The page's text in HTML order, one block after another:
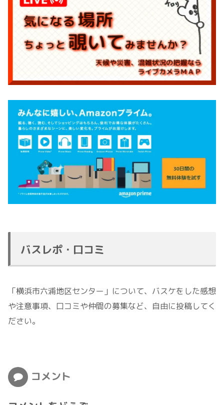
バスレポ・口コミ
「横浜市六浦地区センター」について、バスケをした感想
や注意事項、口コミや仲間の募集など、自由に投稿してく
ださい。
コメント